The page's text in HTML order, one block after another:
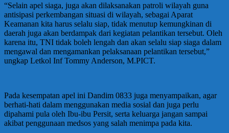
“Selain apel siaga, juga akan dilaksanakan patroli wilayah guna
antisipasi perkembangan situasi di wilayah, sebagai Aparat
Keamanan kita harus selalu siap, tidak menutup kemungkinan di
daerah juga akan berdampak dari kegiatan pelantikan tersebut. Oleh
karena itu, TNI tidak boleh lengah dan akan selalu siap siaga dalam
mengawal dan mengamankan pelaksanaan pelantikan tersebut,”
ungkap Letkol Inf Tommy Anderson, M.PICT.
Pada kesempatan apel ini Dandim 0833 juga menyampaikan, agar
berhati-hati dalam menggunakan media sosial dan juga perlu
dipahami pula oleh Ibu-ibu Persit, serta keluarga jangan sampai
akibat penggunaan medsos yang salah menimpa pada kita.